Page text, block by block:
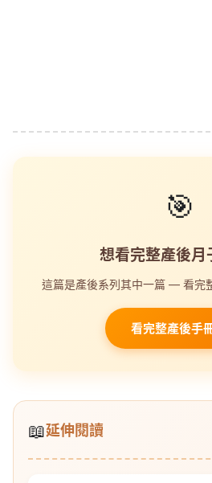
🎯
想看完整產後月
這篇是產後系列其中一篇 — 看完
看完整產後手
📖延伸閱讀